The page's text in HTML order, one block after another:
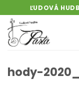
to
content
ĽUDOVÁ
hody-